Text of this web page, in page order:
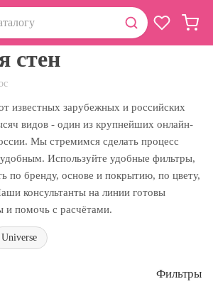
стен
известных зарубежных и российских
видов - один из крупнейших онлайн-
Мы стремимся сделать процесс
Используйте удобные фильтры,
по бренду, основе и покрытию, по цвету,
консультанты на линии готовы
и помочь с расчётами.
Universe
Фильтры